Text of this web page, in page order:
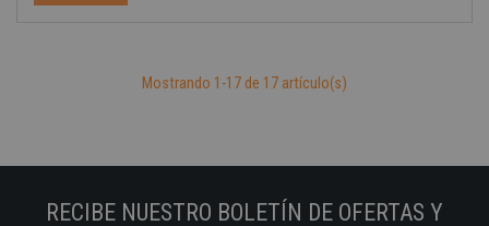
Mostrando 1-17 de 17 artículo(s)
RECIBE NUESTRO BOLETÍN DE OFERTAS Y